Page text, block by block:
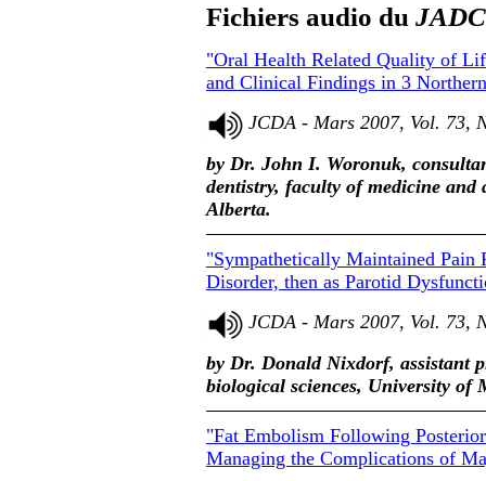
Fichiers audio du JADC
"Oral Health Related Quality of
and Clinical Findings in 3
JCDA - Mars 2007, Vol. 73,
by Dr. John I. Woronuk,
dentistry, faculty of medicine
Alberta.
"Sympathetically Maintained Pain
Disorder, then as Parotid
JCDA - Mars 2007, Vol. 73,
by Dr. Donald Nixdorf, assistant
biological sciences, University of
"Fat Embolism Following
Managing the Complications of